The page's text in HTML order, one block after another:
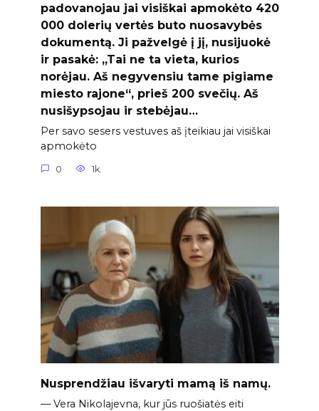
padovanojau jai visiškai apmokėto 420
000 dolerių vertės buto nuosavybės
dokumentą. Ji pažvelgė į jį, nusijuokė
ir pasakė: „Tai ne ta vieta, kurios
norėjau. Aš negyvensiu tame pigiame
miesto rajone“, prieš 200 svečių. Aš
nusišypsojau ir stebėjau…
Per savo sesers vestuves aš įteikiau jai visiškai
apmokėto
0 1k.
Nusprendžiau išvaryti mamą iš namų.
— Vera Nikolajevna, kur jūs ruošiatės eiti